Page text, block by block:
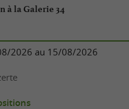
à la Galerie 34
2026 au 15/08/2026